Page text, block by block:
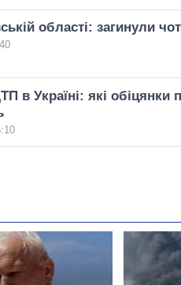
області: загинули
в Україні: які